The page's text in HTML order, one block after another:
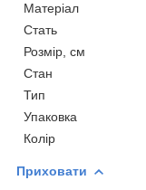
Матеріал
Стать
Розмір, см
Стан
Тип
Упаковка
Колір
Приховати